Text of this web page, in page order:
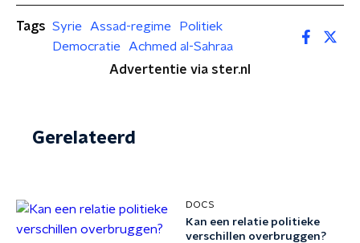
Tags Syrie Assad-regime
Politiek
Democratie
Achmed al-Sahraa
Advertentie via ster.nl
Gerelateerd
DOCS
Kan een relatie politieke
verschillen overbruggen?